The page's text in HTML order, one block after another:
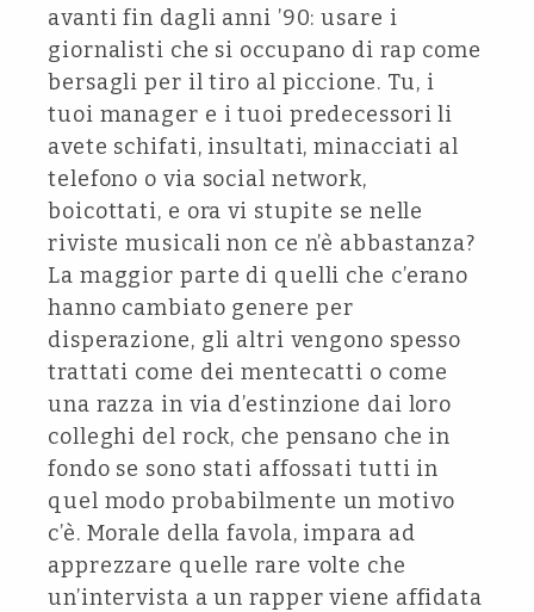
avanti fin dagli anni ’90: usare i
giornalisti che si occupano di rap come
bersagli per il tiro al piccione. Tu, i
tuoi manager e i tuoi predecessori li
avete schifati, insultati, minacciati al
telefono o via social network,
boicottati, e ora vi stupite se nelle
riviste musicali non ce n’è abbastanza?
La maggior parte di quelli che c’erano
hanno cambiato genere per
disperazione, gli altri vengono spesso
trattati come dei mentecatti o come
una razza in via d’estinzione dai loro
colleghi del rock, che pensano che in
fondo se sono stati affossati tutti in
quel modo probabilmente un motivo
c’è. Morale della favola, impara ad
apprezzare quelle rare volte che
un’intervista a un rapper viene affidata